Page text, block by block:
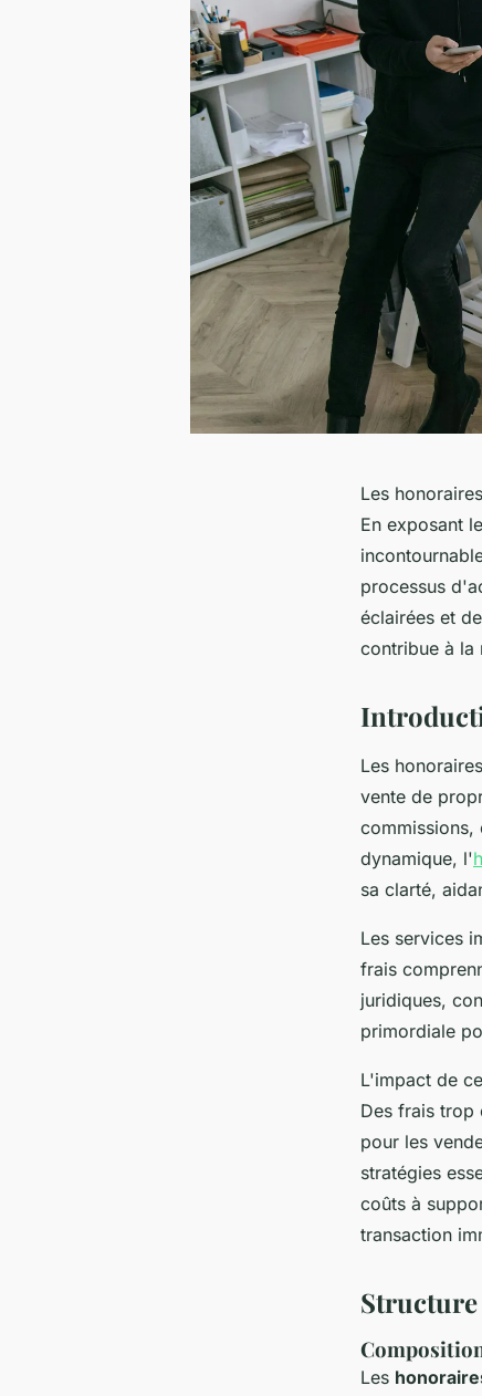
Les
En exposant
processus
éclairées et
contribue à la
Les
vente de
dynamique, l'
sa clarté,
Les services
frais
juridiques,
primordiale
L'impact de
Des frais trop
pour les
stratégies
coûts à
transaction
Les